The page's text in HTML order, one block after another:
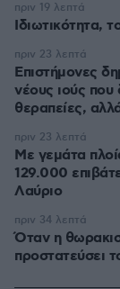
Ιδιωτικότητα,
πριν 19 λεπτά
Επιστήμονες
νέους ιούς που
θεραπείες,
πριν 23 λεπτά
Με γεμάτα
129.000
Λαύριο
πριν 23 λεπτά
Όταν η
προστατεύσει
πριν 34 λεπτά